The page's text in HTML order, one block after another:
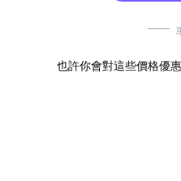
也許你會對這些價格優